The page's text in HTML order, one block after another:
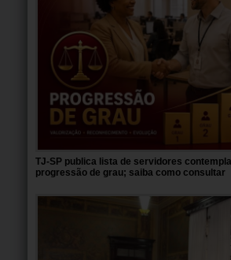
TJ-SP publica lista de servidores
progressão de grau; saiba como consultar